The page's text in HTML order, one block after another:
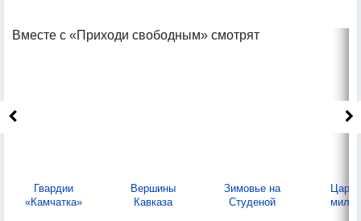
Вместе с «Приходи свободным» смотрят
Гвардии
«Камчатка»
Вершины
Кавказа
Зимовье на
Студеной